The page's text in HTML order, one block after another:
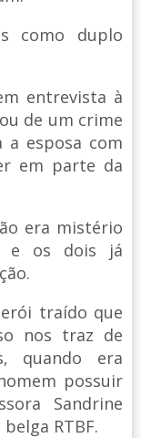
como duplo
entrevista à
de um crime
a esposa com
em parte da
era mistério
e os dois já
traído que
nos traz de
quando era
possuir
Sandrine
RTBF.